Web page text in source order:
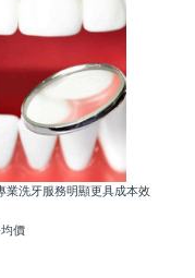
業洗牙服務明顯更具成本效
價